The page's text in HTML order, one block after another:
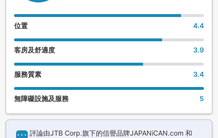
位置 4.4
客房及舒適度 3.9
服務質素 3.4
無障礙設施及服務 5
評論由JTB Corp.旗下的信譽品牌JAPANiCAN.com 和